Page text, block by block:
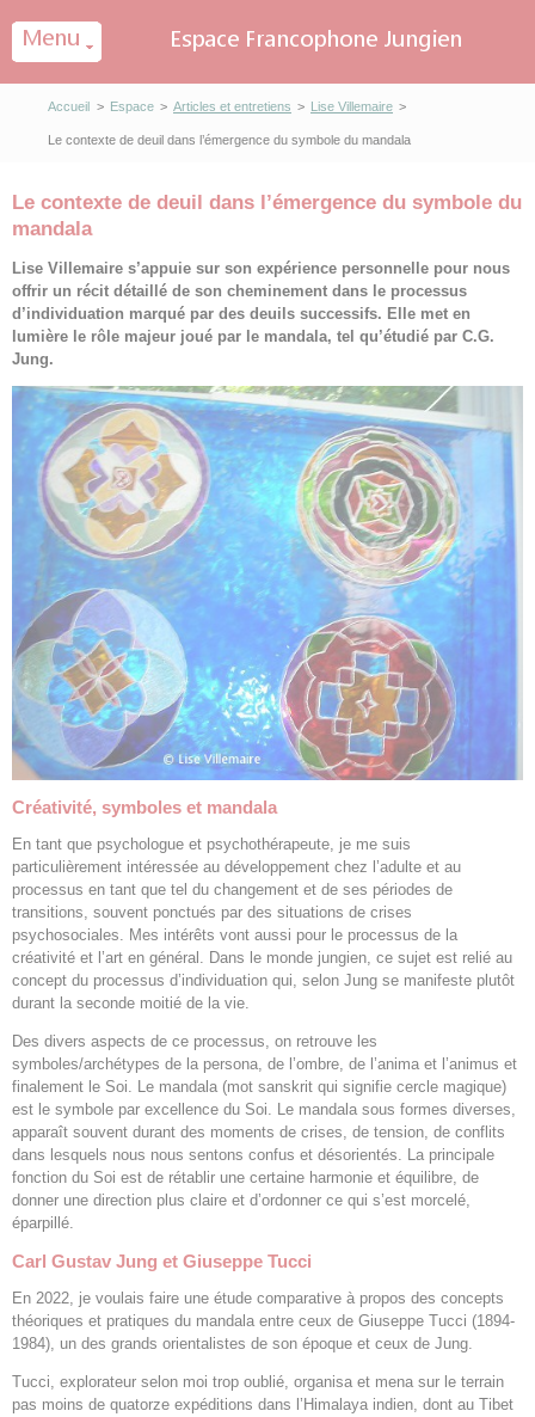
Accueil > Espace > Articles et entretiens > Lise Villemaire >
Le contexte de deuil dans l’émergence du symbole du mandala
Le contexte de deuil dans l’émergence du symbole du
mandala
Lise Villemaire s’appuie sur son expérience personnelle pour nous
offrir un récit détaillé de son cheminement dans le processus
d’individuation marqué par des deuils successifs. Elle met en
lumière le rôle majeur joué par le mandala, tel qu’étudié par C.G.
Jung.
Créativité, symboles et mandala
En tant que psychologue et psychothérapeute, je me suis
particulièrement intéressée au développement chez l’adulte et au
processus en tant que tel du changement et de ses périodes de
transitions, souvent ponctués par des situations de crises
psychosociales. Mes intérêts vont aussi pour le processus de la
créativité et l’art en général. Dans le monde jungien, ce sujet est relié au
concept du processus d’individuation qui, selon Jung se manifeste plutôt
durant la seconde moitié de la vie.
Des divers aspects de ce processus, on retrouve les
symboles/archétypes de la persona, de l’ombre, de l’anima et l’animus et
finalement le Soi. Le mandala (mot sanskrit qui signifie cercle magique)
est le symbole par excellence du Soi. Le mandala sous formes diverses,
apparaît souvent durant des moments de crises, de tension, de conflits
dans lesquels nous nous sentons confus et désorientés. La principale
fonction du Soi est de rétablir une certaine harmonie et équilibre, de
donner une direction plus claire et d’ordonner ce qui s’est morcelé,
éparpillé.
Carl Gustav Jung et Giuseppe Tucci
En 2022, je voulais faire une étude comparative à propos des concepts
théoriques et pratiques du mandala entre ceux de Giuseppe Tucci (1894-
1984), un des grands orientalistes de son époque et ceux de Jung.
Tucci, explorateur selon moi trop oublié, organisa et mena sur le terrain
pas moins de quatorze expéditions dans l’Himalaya indien, dont au Tibet